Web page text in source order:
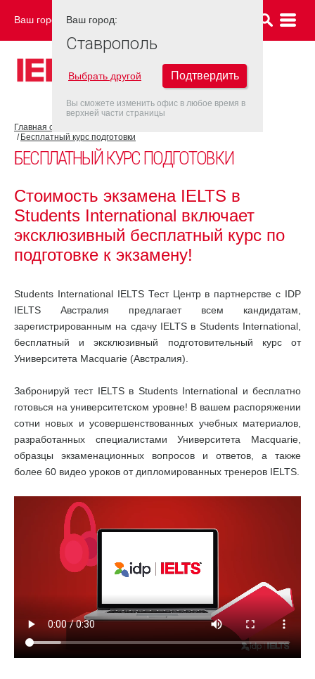
Ваш город: СТАВРОПОЛЬ
Главная страница
Бесплатный курс подготовки
БЕСПЛАТНЫЙ КУРС ПОДГОТОВКИ
Стоимость экзамена IELTS в
Students International включает
эксклюзивный бесплатный курс по
подготовке к экзамену!
Students International IELTS Тест Центр в партнерстве с IDP
IELTS Австралия предлагает всем кандидатам,
зарегистрированным на сдачу IELTS в Students International,
бесплатный и эксклюзивный подготовительный курс от
Университета Macquarie (Австралия).
Забронируй тест IELTS в Students International и бесплатно
готовься на университетском уровне! В вашем распоряжении
сотни новых и усовершенствованных учебных материалов,
разработанных специалистами Университета Macquarie,
образцы экзаменационных вопросов и ответов, а также
более 60 видео уроков от дипломированных тренеров IELTS.
Ваш город:
Ставрополь
Выбрать другой Подтвердить
Вы сможете изменить офис в любое время в
верхней части страницы